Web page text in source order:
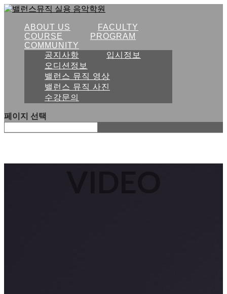
ABOUT US
FACULTY
COURSE
PROGRAM
COMMUNITY
공지사항
입시정보
오디션정보
밸런스 뮤직 영상
밸런스 뮤직 사진
수강문의
페이지 선택